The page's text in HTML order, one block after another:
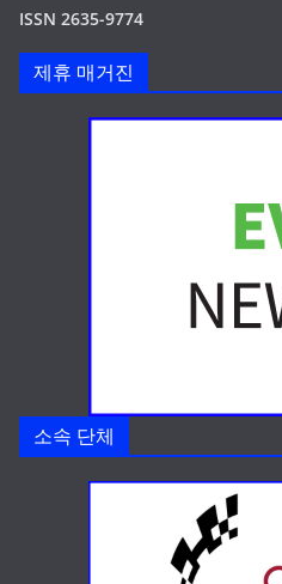
ISSN 2635-9774
제휴 매거진
소속 단체